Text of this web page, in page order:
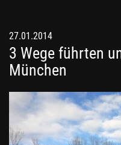
27.01.2014
3 Wege führten
München